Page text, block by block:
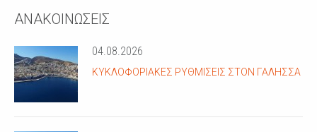
ΑΝΑΚΟΙΝΩΣΕΙΣ
04.08.2026
ΚΥΚΛΟΦΟΡΙΑΚΈΣ ΡΥΘΜΊΣΕΙΣ ΣΤΟΝ ΓΑΛΗΣΣΆ